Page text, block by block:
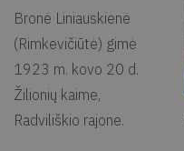
Bronė Liniauskienė
(Rimkevičiūtė) gimė
1923 m. kovo 20 d.
Žilionių kaime,
Radviliškio rajone.